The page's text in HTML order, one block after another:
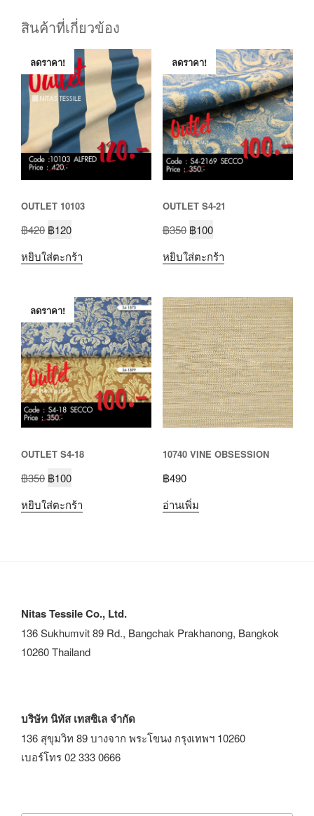
สินค้าที่เกี่ยวข้อง
ลดราคา!
OUTLET 10103
฿420 ฿120
หยิบใส่ตะกร้า
ลดราคา!
OUTLET S4-21
฿350 ฿100
หยิบใส่ตะกร้า
ลดราคา!
OUTLET S4-18
฿350 ฿100
หยิบใส่ตะกร้า
10740 VINE OBSESSION
฿490
อ่านเพิ่ม
Nitas Tessile Co., Ltd.
136 Sukhumvit 89 Rd., Bangchak Prakhanong, Bangkok
10260 Thailand
บริษัท นิทัส เทสซิเล จำกัด
136 สุขุมวิท 89 บางจาก พระโขนง กรุงเทพฯ 10260
เบอร์โทร 02 333 0666